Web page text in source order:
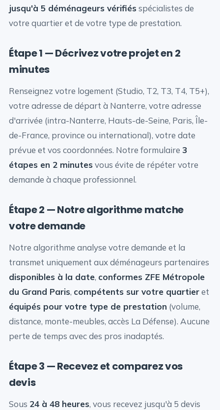
jusqu'à 5 déménageurs vérifiés spécialistes de
votre quartier et de votre type de prestation.
Étape 1 — Décrivez votre projet en 2
minutes
Renseignez votre logement (Studio, T2, T3, T4, T5+),
votre adresse de départ à Nanterre, votre adresse
d'arrivée (intra-Nanterre, Hauts-de-Seine, Paris, Île-
de-France, province ou international), votre date
prévue et vos coordonnées. Notre formulaire 3
étapes en 2 minutes vous évite de répéter votre
demande à chaque professionnel.
Étape 2 — Notre algorithme matche
votre demande
Notre algorithme analyse votre demande et la
transmet uniquement aux déménageurs partenaires
disponibles à la date, conformes ZFE Métropole
du Grand Paris, compétents sur votre quartieret
équipés pour votre type de prestation (volume,
distance, monte-meubles, accès La Défense). Aucune
perte de temps avec des pros inadaptés.
Étape 3 — Recevez et comparez vos
devis
Sous 24 à 48 heures, vous recevez jusqu'à 5 devis